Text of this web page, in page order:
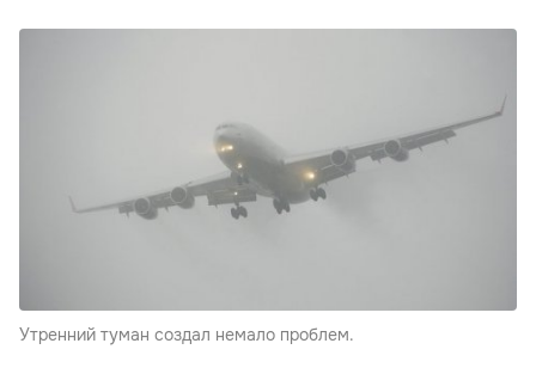
Утренний туман создал немало проблем.